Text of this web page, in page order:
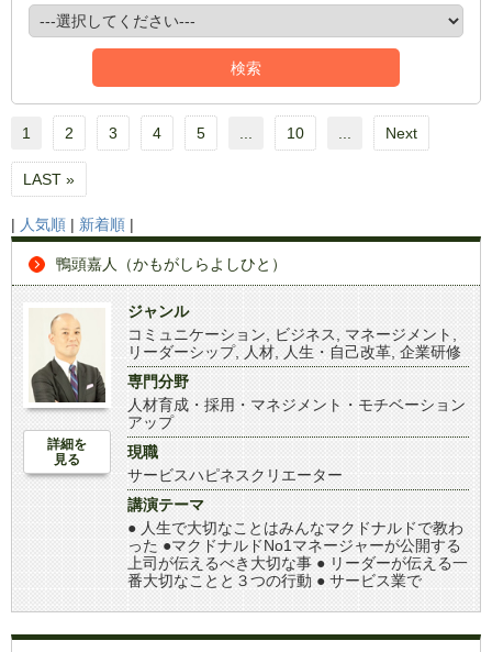
1 2 3 4 5 10 Next
LAST »
| 人気順 | 新着順 |
鴨頭嘉人（かもがしらよしひと）
詳細を
見る
ジャンル
コミュニケーション
ビジネス マネージメント
リーダーシップ, 人材 人生・自己改革 企業研修
専門分野
人材育成・採用・マネジメント・モチベーション
アップ
現職
サービスハピネスクリエーター
講演テーマ
● 人生で大切なことはみんなマクドナルドで教わ
った ●マクドナルドNo1マネージャーが公開する
上司が伝えるべき大切な事 ● リーダーが伝える一
番大切なことと３つの行動 ● サービス業で